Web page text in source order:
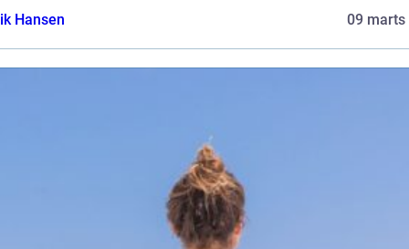
Hansen
09 marts